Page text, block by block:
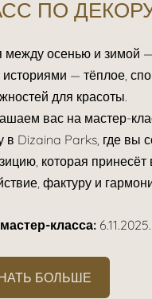
ПО
между осенью и зимой
— тёплое,
для красоты.
вас на мастер-
в Dizaina Parks, где вы
которая
фактуру и
класса:
БОЛЬШЕ